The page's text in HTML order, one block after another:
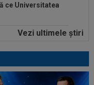
ce Universitatea
atacantul
refuzul lui
Vezi ultimele ştiri